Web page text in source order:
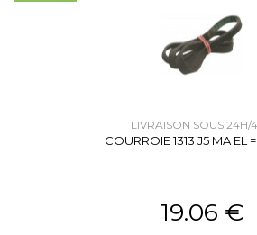
LIVRAISON SOUS 24H/
COURROIE 1313 J5 MA EL
19.06 €